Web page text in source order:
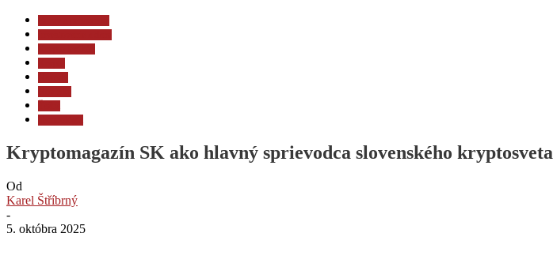
Kryptomagazín SK ako hlavný sprievodca slovenského kryptosveta
Od
Karel Štříbrný
-
5. októbra 2025